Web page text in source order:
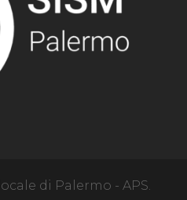
di Palermo - APS.